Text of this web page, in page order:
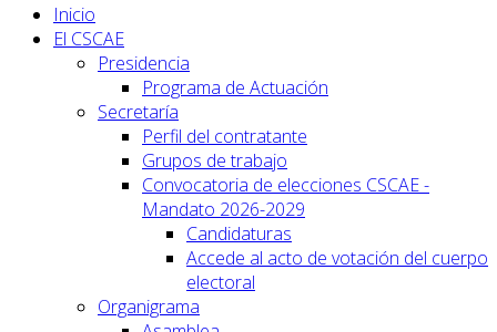
Inicio
El CSCAE
Presidencia
Programa de Actuación
Secretaría
Perfil del contratante
Grupos de trabajo
Convocatoria de elecciones CSCAE -
Mandato 2026-2029
Candidaturas
Accede al acto de votación del cuerpo
electoral
Organigrama